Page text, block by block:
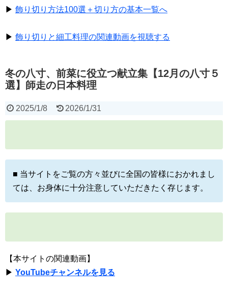
▶ 飾り切り方法100選＋切り方の基本一覧へ
▶ 飾り切りと細工料理の関連動画を視聴する
冬の八寸、前菜に役立つ献立集【12月の八寸５
選】師走の日本料理
2025/1/8 2026/1/31
■ 当サイトをご覧の方々並びに全国の皆様におかれまし
ては、お身体に十分注意していただきたく存じます。
【本サイトの関連動画】
▶ YouTubeチャンネルを見る